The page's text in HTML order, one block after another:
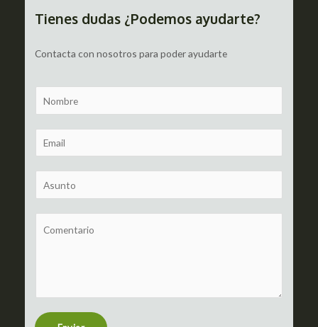
Tienes dudas ¿Podemos ayudarte?
Contacta con nosotros para poder ayudarte
a
m
m
a
u
b